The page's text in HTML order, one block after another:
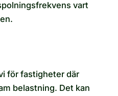
vart
för fastigheter där
belastning. Det kan